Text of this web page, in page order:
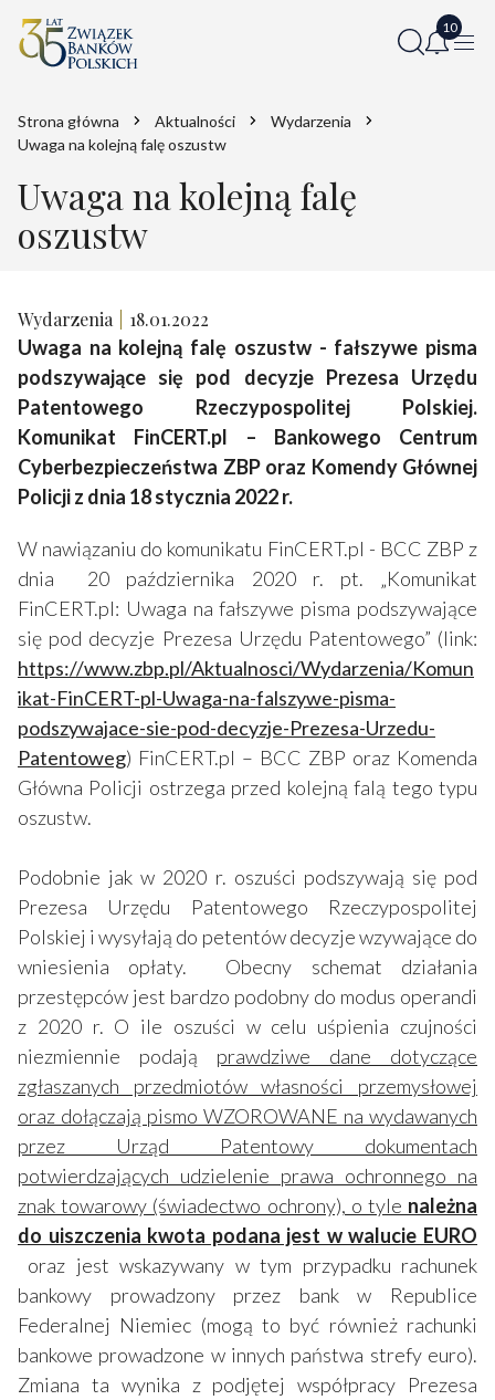
Strona główna Aktualności
Wydarzenia
Uwaga na kolejną falę oszustw
Uwaga na kolejną falę
oszustw
Wydarzenia 18.01.2022
Uwaga na kolejną falę oszustw - fałszywe pisma
podszywające się pod decyzje Prezesa Urzędu
Patentowego Rzeczypospolitej Polskiej.
Komunikat FinCERT.pl – Bankowego Centrum
Cyberbezpieczeństwa ZBP oraz Komendy Głównej
Policji z dnia 18 stycznia 2022 r.
W nawiązaniu do komunikatu FinCERT.pl - BCC ZBP z
dnia 20 października 2020 r. pt. „Komunikat
FinCERT.pl: Uwaga na fałszywe pisma podszywające
się pod decyzje Prezesa Urzędu Patentowego” (link:
https://www.zbp.pl/Aktualnosci/Wydarzenia/Komun
ikat-FinCERT-pl-Uwaga-na-falszywe-pisma-
podszywajace-sie-pod-decyzje-Prezesa-Urzedu-
Patentoweg) FinCERT.pl – BCC ZBP oraz Komenda
Główna Policji ostrzega przed kolejną falą tego typu
oszustw.
Podobnie jak w 2020 r. oszuści podszywają się pod
Prezesa Urzędu Patentowego Rzeczypospolitej
Polskiej i wysyłają do petentów decyzje wzywające do
wniesienia opłaty. Obecny schemat działania
przestępców jest bardzo podobny do modus operandi
z 2020 r. O ile oszuści w celu uśpienia czujności
niezmiennie podają prawdziwe dane dotyczące
zgłaszanych przedmiotów własności przemysłowej
oraz dołączają pismo WZOROWANE na wydawanych
przez Urząd Patentowy dokumentach
potwierdzających udzielenie prawa ochronnego na
znak towarowy (świadectwo ochrony), o tyle należna
do uiszczenia kwota podana jest w walucie EURO
oraz jest wskazywany w tym przypadku rachunek
bankowy prowadzony przez bank w Republice
Federalnej Niemiec (mogą to być również rachunki
bankowe prowadzone w innych państwa strefy euro).
Zmiana ta wynika z podjętej współpracy Prezesa